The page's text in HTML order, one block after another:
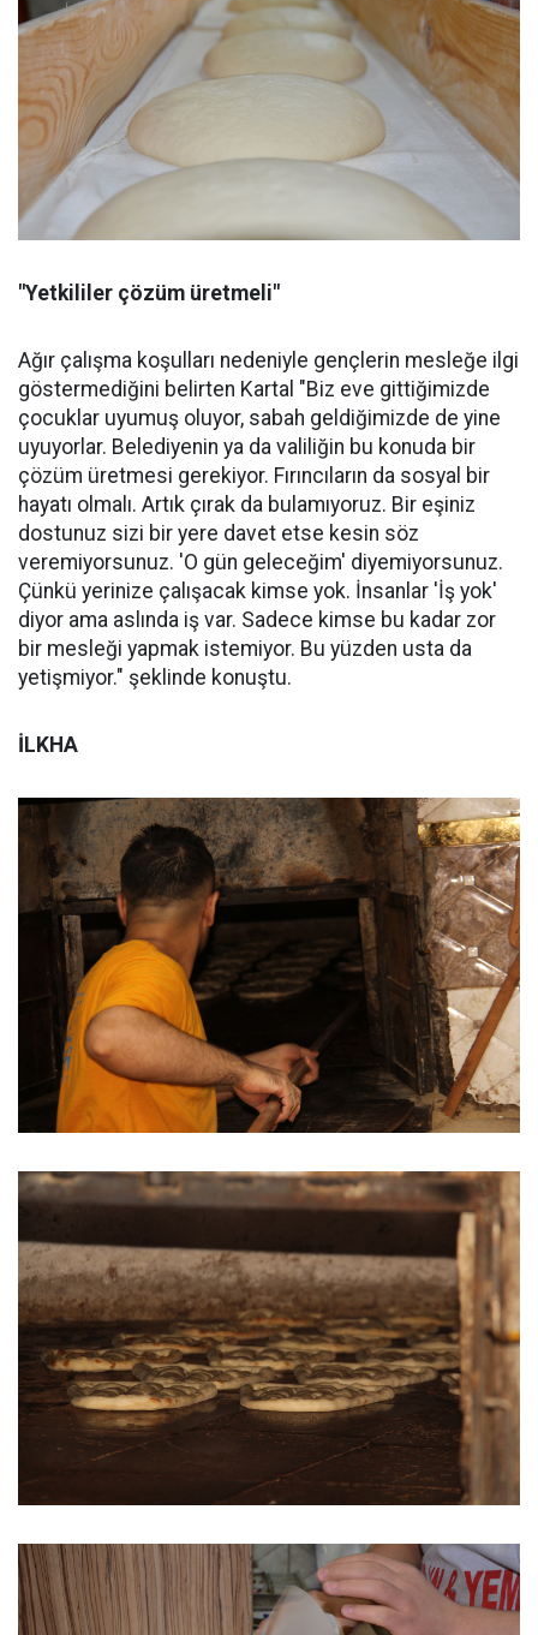
"Yetkililer çözüm üretmeli"
Ağır çalışma koşulları nedeniyle gençlerin mesleğe ilgi
göstermediğini belirten Kartal "Biz eve gittiğimizde
çocuklar uyumuş oluyor, sabah geldiğimizde de yine
uyuyorlar. Belediyenin ya da valiliğin bu konuda bir
çözüm üretmesi gerekiyor. Fırıncıların da sosyal bir
hayatı olmalı. Artık çırak da bulamıyoruz. Bir eşiniz
dostunuz sizi bir yere davet etse kesin söz
veremiyorsunuz. 'O gün geleceğim' diyemiyorsunuz.
Çünkü yerinize çalışacak kimse yok. İnsanlar 'İş yok'
diyor ama aslında iş var. Sadece kimse bu kadar zor
bir mesleği yapmak istemiyor. Bu yüzden usta da
yetişmiyor." şeklinde konuştu.
İLKHA